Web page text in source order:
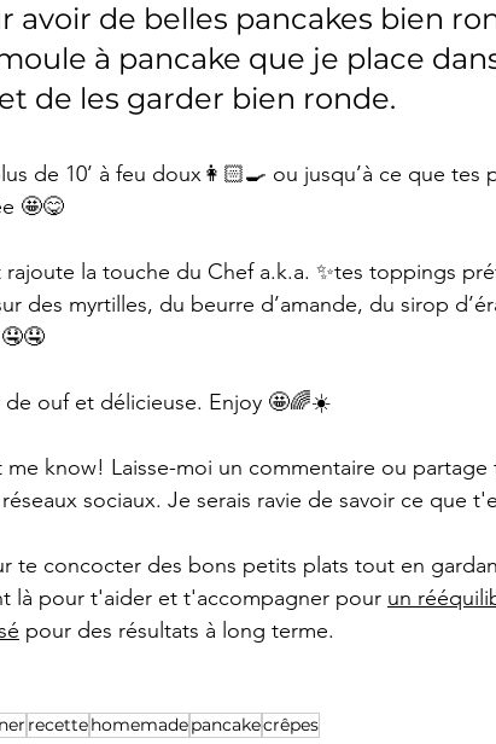
avoir de belles pancakes bien
à pancake que je place
de les garder bien ronde.
de 10’ à feu doux👩🏻‍🍳 ou jusqu’à ce que tes
🤩😋
la touche du Chef a.k.a. ✨tes toppings
des myrtilles, du beurre d’amande, du sirop
de ouf et délicieuse. Enjoy 🤩🌈☀️
know! Laisse-moi un commentaire ou partage
sociaux. Je serais ravie de savoir ce que
te concocter des bons petits plats tout en
là pour t'aider et t'accompagner pour un
pour des résultats à long terme.
recettehomemadepancakecrêpes